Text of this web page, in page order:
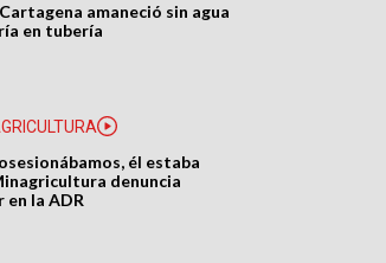
amaneció sin agua
en tubería
él estaba
denuncia
la ADR